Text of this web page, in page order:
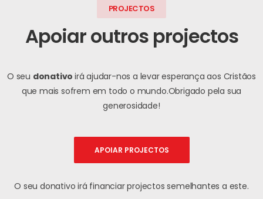
PROJECTOS
Apoiar outros projectos
O seu donativo irá ajudar-nos a levar esperança aos Cristãos
que mais sofrem em todo o mundo.Obrigado pela sua
generosidade!
APOIAR PROJECTOS
O seu donativo irá financiar projectos semelhantes a este.